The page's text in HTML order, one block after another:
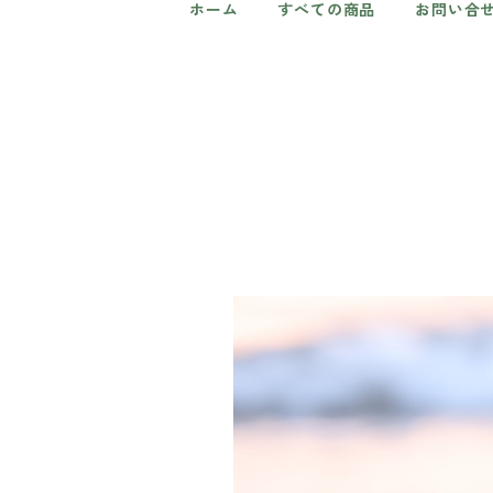
ホーム すべての商品 お問い合